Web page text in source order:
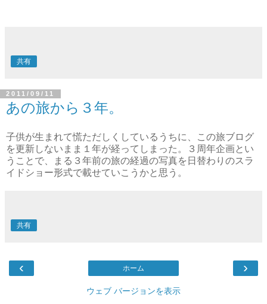
共有
2011/09/11
あの旅から３年。
子供が生まれて慌ただしくしているうちに、この旅ブログ
を更新しないまま１年が経ってしまった。３周年企画とい
うことで、まる３年前の旅の経過の写真を日替わりのスラ
イドショー形式で載せていこうかと思う。
共有
‹ ›
ホーム
ウェブ バージョンを表示